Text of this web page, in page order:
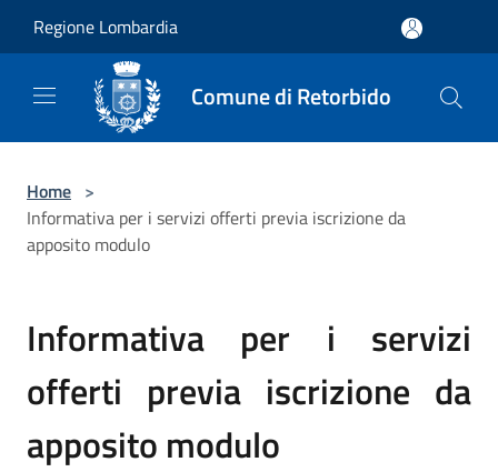
Regione Lombardia
Comune di Retorbido
Home >
Informativa per i servizi offerti previa iscrizione da
apposito modulo
Informativa per i servizi
offerti previa iscrizione da
apposito modulo